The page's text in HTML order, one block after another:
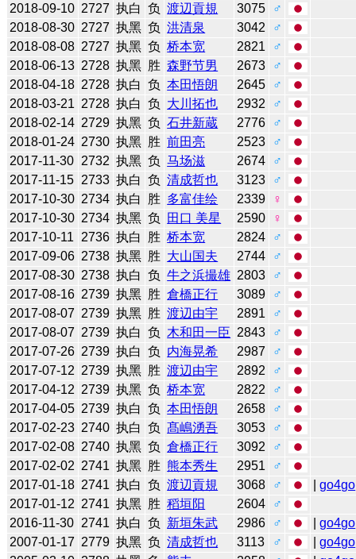
2018-09-10 2727 执白 负 渡辺貢規 3075
♂
2018-08-30 2727 执黑 负 洪清泉 3042
♂
2018-08-08 2727 执黑 负 桥本宽 2821
♂
2018-06-13 2728 执黑 胜 森野节男 2673
♂
2018-04-18 2728 执白 负 本田悟朗 2645
♂
2018-03-21 2728 执白 负 大川拓也 2932
♂
2018-02-14 2729 执黑 负 石井新蔵 2776
♂
2018-01-24 2730 执黑 胜 前田亮 2523
♂
2017-11-30 2732 执黑 负 马场滋 2674
♂
2017-11-15 2733 执白 负 清成哲也 3123
♂
2017-10-30 2734 执白 胜 多富佳绘 2339
♀
2017-10-30 2734 执黑 负 田口 美星 2590
♀
2017-10-11
2736 执白 胜 桥本宽 2824
♂
2017-09-06 2738 执黑 胜 大山国夫 2744
♂
2017-08-30 2738 执白 负 牛之浜撮雄 2803
♂
2017-08-16 2739 执黑 胜 倉橋正行 3089
♂
2017-08-07 2739 执黑 胜 渡辺由宇 2891
♂
2017-08-07 2739 执白 负 木和田一臣 2843
♂
2017-07-26 2739 执白 负 内海晃希 2987
♂
2017-07-12 2739 执黑 胜 渡辺由宇 2892
♂
2017-04-12 2739 执黑 负 桥本宽 2822
♂
2017-04-05 2739 执白 负 本田悟朗 2658
♂
2017-02-23 2740 执白 负 髙嶋湧吾 3053
♂
2017-02-08 2740 执黑 负 倉橋正行 3092
♂
2017-02-02 2741 执黑 胜 熊本秀生 2951
♂
2017-01-18 2741 执白 负 渡辺貢規 3068 ♂ |go4go
2017-01-12 2741 执黑 胜 稻垣阳 2604
♂
2016-11-30 2741 执白 负 新垣朱武 2986 ♂ |go4go
2007-01-17 2779 执黑 负 清成哲也 3113 ♂ |go4go